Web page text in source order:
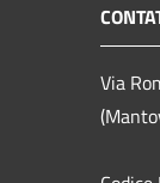
Via